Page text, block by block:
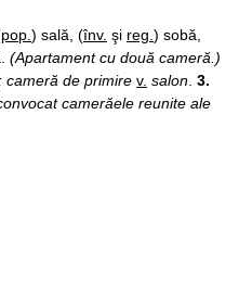
pop. ) sală, (înv. şi reg. ) sobă,
(Apartament cu două cameră.)
cameră de primire v. salon 3.
camerăele reunite ale